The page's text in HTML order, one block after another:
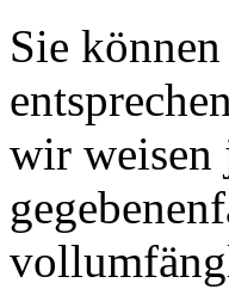
Sie
wir weisen